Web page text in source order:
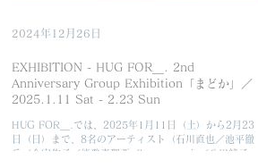
姿や生命感、風の流れ、光の変化、空気の含
EXHIBITION - HUG FOR＿. 2nd
Anniversary Group Exhibition「まどか」／
2025.1.11 Sat - 2.23 Sun
HUG FOR＿.では、2025年1月11日（土）から2月23
日（日）まで、8名のアーティスト（石川直也／池平徹
兵／今実佐子／能登真理亜／harunasugie／八田綾子／
2024年12月26日